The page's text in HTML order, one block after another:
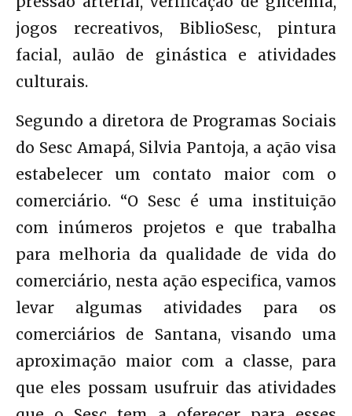
jogos recreativos, BiblioSesc, pintura
facial, aulão de ginástica e atividades
culturais.
Segundo a diretora de Programas Sociais
do Sesc Amapá, Silvia Pantoja, a ação visa
estabelecer um contato maior com o
comerciário. “O Sesc é uma instituição
com inúmeros projetos e que trabalha
para melhoria da qualidade de vida do
comerciário, nesta ação especifica, vamos
levar algumas atividades para os
comerciários de Santana, visando uma
aproximação maior com a classe, para
que eles possam usufruir das atividades